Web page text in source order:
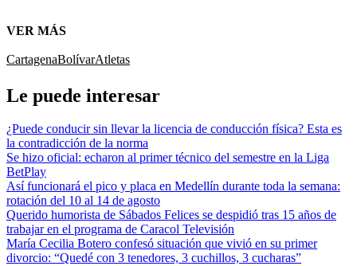
VER MÁS
CartagenaBolívarAtletas
Le puede interesar
¿Puede conducir sin llevar la licencia de conducción física? Esta es
la contradicción de la norma
Se hizo oficial: echaron al primer técnico del semestre en la Liga
BetPlay
Así funcionará el pico y placa en Medellín durante toda la semana:
rotación del 10 al 14 de agosto
Querido humorista de Sábados Felices se despidió tras 15 años de
trabajar en el programa de Caracol Televisión
María Cecilia Botero confesó situación que vivió en su primer
divorcio: “Quedé con 3 tenedores, 3 cuchillos, 3 cucharas”